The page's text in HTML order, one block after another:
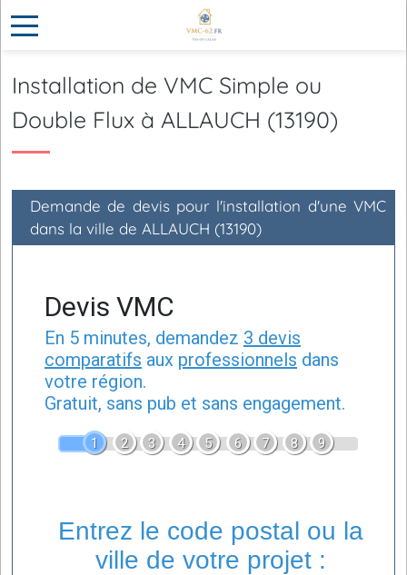
Installation de VMC Simple ou
Double Flux à ALLAUCH (13190)
Demande de devis pour l'installation d'une VMC
dans la ville de ALLAUCH (13190)
Devis VMC
En 5 minutes, demandez 3 devis
comparatifs aux professionnels dans
votre région.
Gratuit, sans pub et sans engagement.
1 2 3 4 5 6 7 8 9
Entrez le code postal ou la
ville de votre projet :